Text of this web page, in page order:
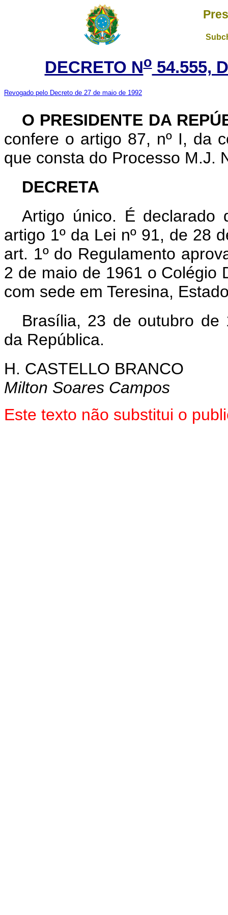
DECRETO No54.555,
Revogado pelo Decreto de 27 de maio de 1992
O PRESIDENTE DA
confere o artigo 87, nº I, da
que consta do Processo M.J.
DECRETA
Artigo único. É declarado
artigo 1º da Lei nº 91, de 28
art. 1º do Regulamento
2 de maio de 1961 o Colégio
com sede em Teresina,
Brasília, 23 de outubro de
da República.
H. CASTELLO BRANCO
Milton Soares Campos
Este texto não substitui o